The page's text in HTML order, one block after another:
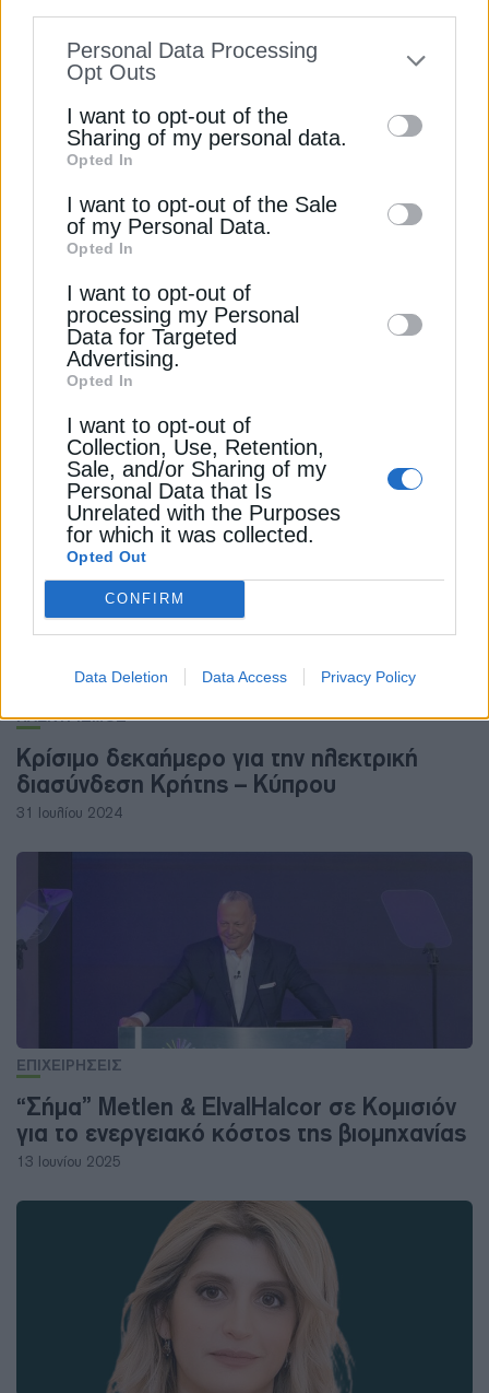
to your opt-out. You may separately opt-out
information by third parties on the IAB’s list
of downstream participants. This
information may also be disclosed by us to
third parties on theIAB’s List of
Downstream Participants
disclose it to other third parties.
Personal Data Processing
Opt Outs
I want to opt-out of the
Sharing of my personal data.
Opted In
I want to opt-out of the Sale
of my Personal Data.
Opted In
I want to opt-out of
processing my Personal
Data for Targeted
Advertising.
Opted In
I want to opt-out of
Collection, Use, Retention,
Sale, and/or Sharing of my
Personal Data that Is
Unrelated with the Purposes
for which it was collected.
Opted Out
CONFIRM
Data Deletion Data Access Privacy Policy
αλλά εξακολουθούν να βρίσκονται πολύ κάτω
από το επίπεδό τους πριν από την ανακοίνωση των
πρώτων διαγραφών. Οι αναλυτές της Bernstein
ανέφεραν ότι θα μπορούσαν να υπάρξουν
περαιτέρω απομειώσεις. «Το 100% των
προηγούμενων λαθών μπορεί να μην έχει
ORSTED
ΥΠΕΡΑΚΤΙΑ ΑΙΟΛΙΚΑ ΠΑΡΚΑ
ΔΕΊΤΕ ΕΠΊΣΗΣ
ΗΛΕΚΤΡΙΣΜΟΣ
Κρίσιμο δεκαήμερο για την ηλεκτρική
διασύνδεση Κρήτης – Κύπρου
31 Ιουλίου 2024
ΕΠΙΧΕΙΡΗΣΕΙΣ
“Σήμα” Metlen & ElvalHalcor σε Κομισιόν
για το ενεργειακό κόστος της βιομηχανίας
13 Ιουνίου 2025